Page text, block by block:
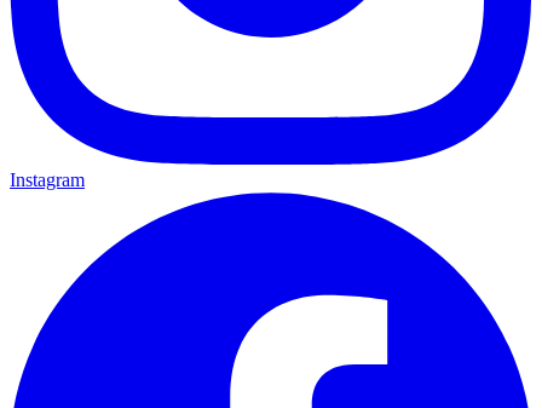
Instagram